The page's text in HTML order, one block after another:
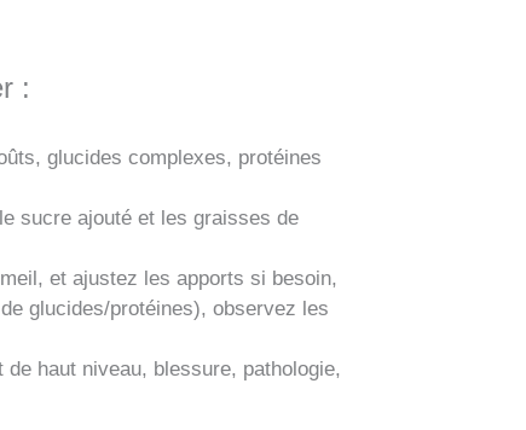
:
glucides complexes, protéines
sucre ajouté et les graisses de
et ajustez les apports si besoin,
glucides/protéines), observez les
haut niveau, blessure, pathologie,